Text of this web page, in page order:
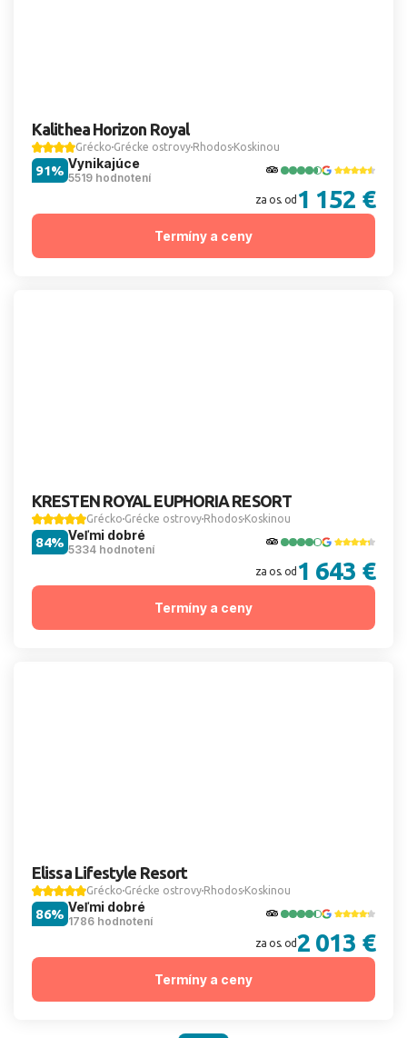
Kalithea Horizon Royal
Grécko Grécke ostrovy Rhodos Koskinou
Vynikajúce
5519 hodnotení
91%
za os. od 1 152 €
Termíny a ceny
KRESTEN ROYAL EUPHORIA RESORT
Grécko Grécke ostrovy Rhodos Koskinou
Veľmi dobré
5334 hodnotení
84%
za os. od 1 643 €
Termíny a ceny
Elissa Lifestyle Resort
Grécko Grécke ostrovy Rhodos Koskinou
Veľmi dobré
1786 hodnotení
86%
za os. od2 013 €
Termíny a ceny